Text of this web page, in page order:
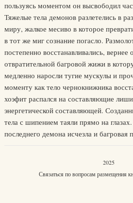
пользуясь моментом он высвободил
Тяжелые тела демонов разлетелись в
миру, жалкое месиво в которое
в тот же миг сознание погасло.
постепенно восстанавливались, вернее
отвратительной багровой жижи в
медленно наросли тугие мускулы и
моменту как тело чернокнижника
хоэфит распался на составляющие
энергетической составляющей.
тела с шипением таяли прямо на
последнего демона исчезла и багровая
2025
Связаться по вопросам размещения